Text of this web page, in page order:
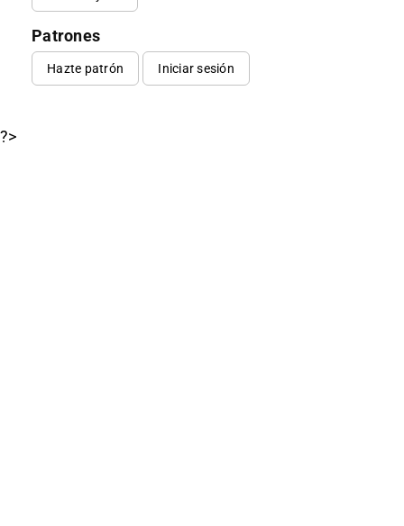
Patrones
Hazte patrón Iniciar sesión
?>